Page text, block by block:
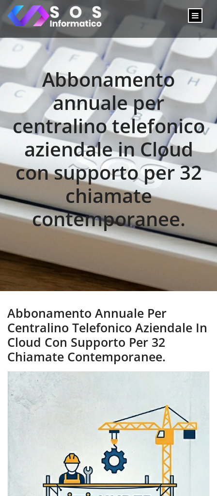
Abbonamento
annuale per
centralino telefonico
aziendale in Cloud
con supporto per 32
chiamate
contemporanee.
Abbonamento Annuale Per
Centralino Telefonico Aziendale In
Cloud Con Supporto Per 32
Chiamate Contemporanee.